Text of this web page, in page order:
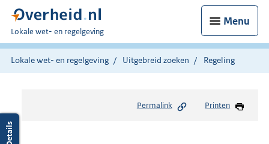
Menu
U
bent
hier:
Lokale wet- en regelgeving
Lokale wet- en regelgeving Uitgebreid zoeken Regeling
Permalink Printen